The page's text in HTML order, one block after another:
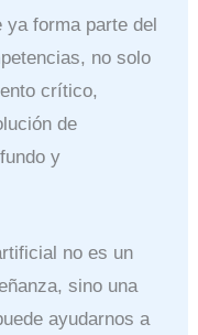
ya forma parte del
no solo
crítico,
de
y
no es un
sino una
ayudarnos a